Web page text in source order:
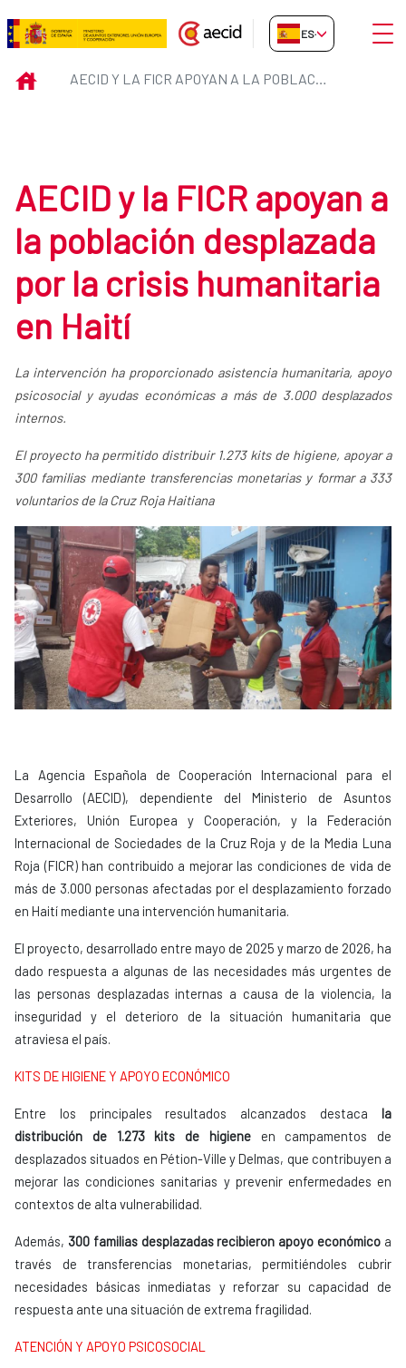
Saltar al contenido principal
AECID y la FICR apoyan a la
ES-ES Abrir
INICIO AECID Y LA FICR APOYAN A LA POBLACIÓN DESPLAZADA POR LA CRISIS HUMANITARIA EN HAITÍ
AECID y la FICR apoyan a
la población desplazada
por la crisis humanitaria
en Haití
La intervención ha proporcionado asistencia humanitaria, apoyo
psicosocial y ayudas económicas a más de 3.000 desplazados
internos.
El proyecto ha permitido distribuir 1.273 kits de higiene, apoyar a
300 familias mediante transferencias monetarias y formar a 333
voluntarios de la Cruz Roja Haitiana
La Agencia Española de Cooperación Internacional para el
Desarrollo (AECID), dependiente del Ministerio de Asuntos
Exteriores, Unión Europea y Cooperación, y la Federación
Internacional de Sociedades de la Cruz Roja y de la Media Luna
Roja (FICR) han contribuido a mejorar las condiciones de vida de
más de 3.000 personas afectadas por el desplazamiento forzado
en Haití mediante una intervención humanitaria.
El proyecto, desarrollado entre mayo de 2025 y marzo de 2026, ha
dado respuesta a algunas de las necesidades más urgentes de
las personas desplazadas internas a causa de la violencia, la
inseguridad y el deterioro de la situación humanitaria que
atraviesa el país.
KITS DE HIGIENE Y APOYO ECONÓMICO
Entre los principales resultados alcanzados destaca la
distribución de 1.273 kits de higieneen campamentos de
desplazados situados en Pétion-Ville y Delmas, que contribuyen a
mejorar las condiciones sanitarias y prevenir enfermedades en
contextos de alta vulnerabilidad.
Además, 300 familias desplazadas recibieron apoyo económico a
través de transferencias monetarias, permitiéndoles cubrir
necesidades básicas inmediatas y reforzar su capacidad de
respuesta ante una situación de extrema fragilidad.
ATENCIÓN Y APOYO PSICOSOCIAL